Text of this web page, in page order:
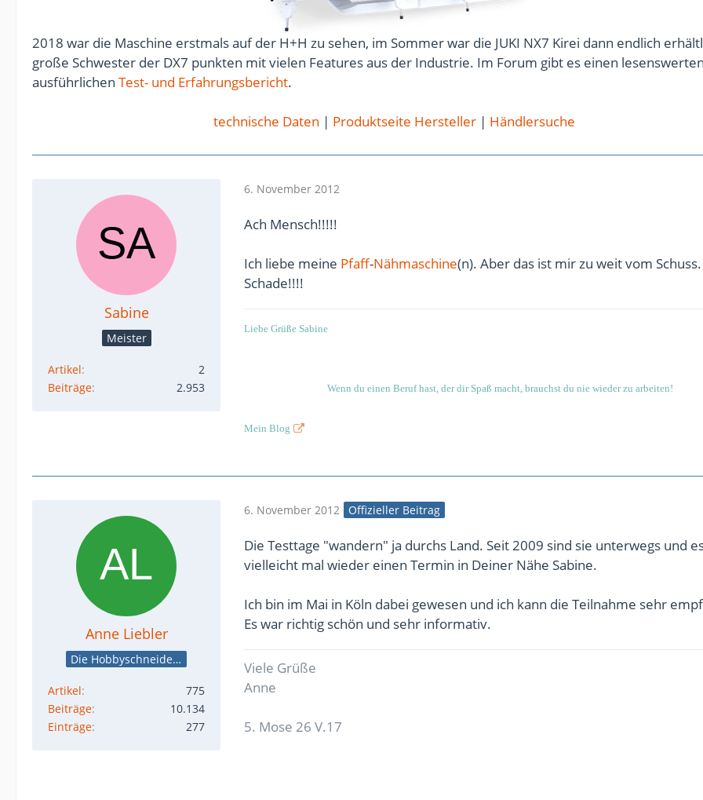
2018 war die Maschine erstmals auf der H+H zu sehen, im Sommer war die JUKI NX7 Kirei dann endlich
große Schwester der DX7 punkten mit vielen Features aus der Industrie. Im Forum gibt es einen
ausführlichen Test- und Erfahrungsbericht.
technische Daten | Produktseite Hersteller| Händlersuche
Sabine
Meister
Artikel
2
Beiträge
2.953
6. November 2012
Ach Mensch!!!!!
Ich liebe meine Pfaff-Nähmaschine(n). Aber das ist mir zu weit vom Schuss.
Schade!!!!
Liebe Grüße Sabine
Wenn du einen Beruf hast, der dir Spaß macht, brauchst du nie wieder zu arbeiten!
Mein Blog
Anne Liebler
Die Hobbyschneiderin
Artikel
775
Beiträge
10.134
Einträge
277
6. November 2012 Offizieller Beitrag
Die Testtage "wandern" ja durchs Land. Seit 2009 sind sie unterwegs und
vielleicht mal wieder einen Termin in Deiner Nähe Sabine.
Ich bin im Mai in Köln dabei gewesen und ich kann die Teilnahme sehr
Es war richtig schön und sehr informativ.
Viele Grüße
Anne
5. Mose 26 V.17